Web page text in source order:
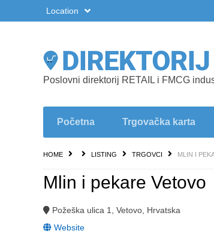
Location
Poslovni direktorij RETAIL i FMCG
Početna Trgovačka karta
HOME LISTING TRGOVCI MLIN I
Mlin i pekare Vetovo
Požeška ulica 1, Vetovo, Hrvatska
Website